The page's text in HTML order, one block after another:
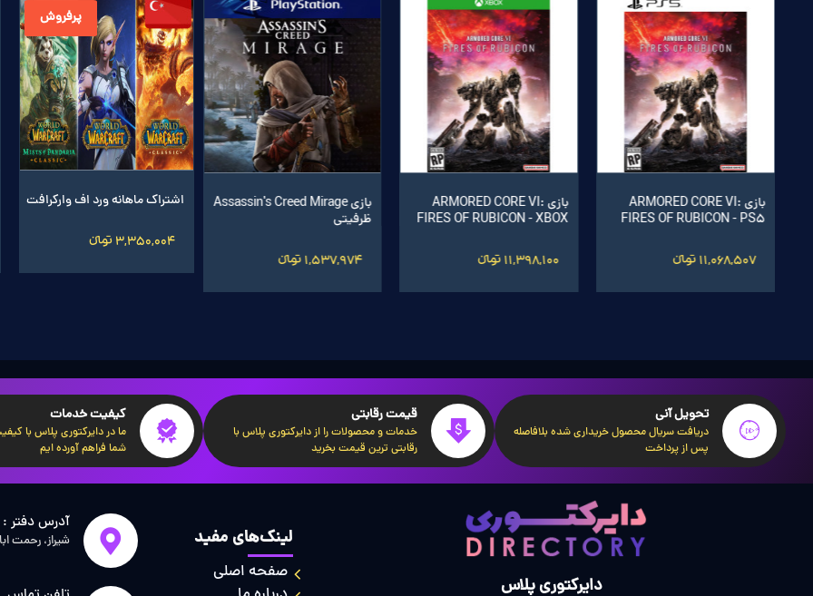
بازی ARMORED CORE VI:
FIRES OF RUBICON - PS5
11,068,507 تومانءءء
بازی ARMORED CORE VI:
FIRES OF RUBICON - XBOX
11,398,100 تومانءءء
بازی Assassin's Creed Mirage
ظرفیتی
1,537,974 تومانءءء
پرفروش
اشتراک ماهانه ورد اف واركرافت
3,350,004 تومانءءء
تحویل آنی
دریافت سریال محصول خریداری شده بلافاصله
پس از پرداخت
قیمت رقابتی
خدمات و محصولات را از دایرکتوری پلاس با
رقابتی ترین قیمت بخرید
کیفیت خدمات
ما در دایرکتوری پلاس با
شما فراهم آورده ایم
دایرکتوری پلاس
لینک‌های مفید
صفحه اصلی
آدرس دفتر :
شیراز، رحمت